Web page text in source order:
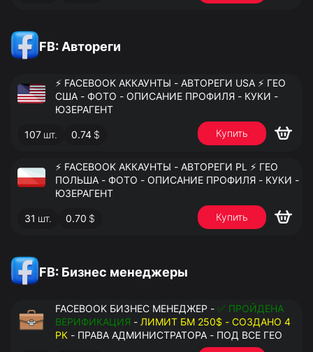
FB: Автореги
⚡️ FACEBOOK АККАУНТЫ - АВТОРЕГИ USA ⚡️ ГЕО
США - ФОТО - ОПИСАНИЕ ПРОФИЛЯ - КУКИ -
ЮЗЕРАГЕНТ
107 шт. 0.74 $ Купить
⚡️ FACEBOOK АККАУНТЫ - АВТОРЕГИ PL ⚡️ ГЕО
ПОЛЬША - ФОТО - ОПИСАНИЕ ПРОФИЛЯ - КУКИ -
ЮЗЕРАГЕНТ
31 шт. 0.70 $ Купить
FB: Бизнес менеджеры
FACEBOOK БИЗНЕС МЕНЕДЖЕР - ✅ ПРОЙДЕНА
ВЕРИФИКАЦИЯ - ЛИМИТ БМ 250$ - СОЗДАНО 4
РК - ПРАВА АДМИНИСТРАТОРА - ПОД ВСЕ ГЕО